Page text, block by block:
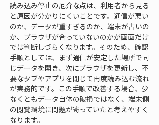
読み込み停止の厄介な点は、利用者から見る
と原因が分かりにくいことです。通信が悪い
のか、データが重すぎるのか、端末が古いの
か、ブラウザが合っていないのかが画面だけ
では判断しづらくなります。そのため、確認
手順としては、まず通信が安定した場所で同
じデータを開き、次にブラウザを更新し、不
要なタブやアプリを閉じて再度読み込む流れ
が実務的です。この手順で改善する場合、少
なくともデータ自体の破損ではなく、端末側
の閲覧環境に問題が寄っていたと考えやすく
なります。